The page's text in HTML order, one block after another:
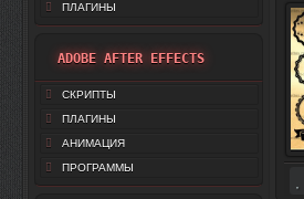
ПЛАГИНЫ
ADOBE AFTER EFFECTS
СКРИПТЫ
ПЛАГИНЫ
АНИМАЦИЯ
ПРОГРАММЫ